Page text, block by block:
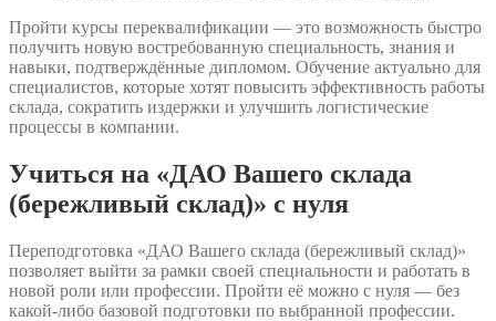
Пройти курсы переквалификации — это возможность быстро
получить новую востребованную специальность, знания и
навыки, подтверждённые дипломом. Обучение актуально для
специалистов, которые хотят повысить эффективность работы
склада, сократить издержки и улучшить логистические
процессы в компании.
Учиться на «ДАО Вашего склада
(бережливый склад)» с нуля
Переподготовка «ДАО Вашего склада (бережливый склад)»
позволяет выйти за рамки своей специальности и работать в
новой роли или профессии. Пройти её можно с нуля — без
какой-либо базовой подготовки по выбранной профессии.